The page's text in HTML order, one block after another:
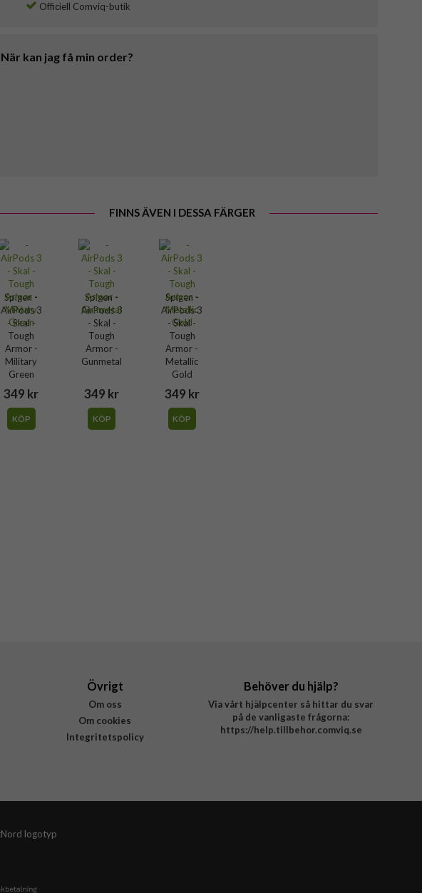
Officiell Comviq-butik
När kan jag få min order?
FINNS ÄVEN I DESSA FÄRGER
Spigen -
AirPods 3
- Skal -
Tough
Armor -
Military
Green
349 kr
KÖP
Spigen -
AirPods 3
- Skal -
Tough
Armor -
Gunmetal
349 kr
KÖP
Spigen -
AirPods 3
- Skal -
Tough
Armor -
Metallic
Gold
349 kr
KÖP
Övrigt
Om oss
Om cookies
Integritetspolicy
Behöver du hjälp?
Via vårt hjälpcenter så hittar du svar
på de vanligaste frågorna:
https://help.tillbehor.comviq.se